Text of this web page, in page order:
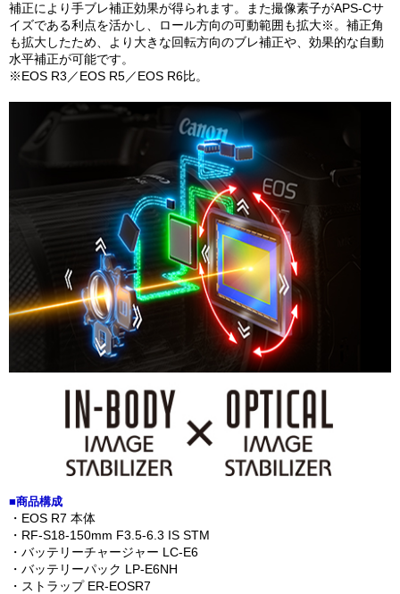
補正により手ブレ補正効果が得られます。また撮像素子がAPS-Cサ
イズである利点を活かし、ロール方向の可動範囲も拡大※。補正角
も拡大したため、より大きな回転方向のブレ補正や、効果的な自動
水平補正が可能です。
※EOS R3／EOS R5／EOS R6比。
■商品構成
・EOS R7 本体
・RF-S18-150mm F3.5-6.3 IS STM
・バッテリーチャージャー LC-E6
・バッテリーパック LP-E6NH
・ストラップ ER-EOSR7